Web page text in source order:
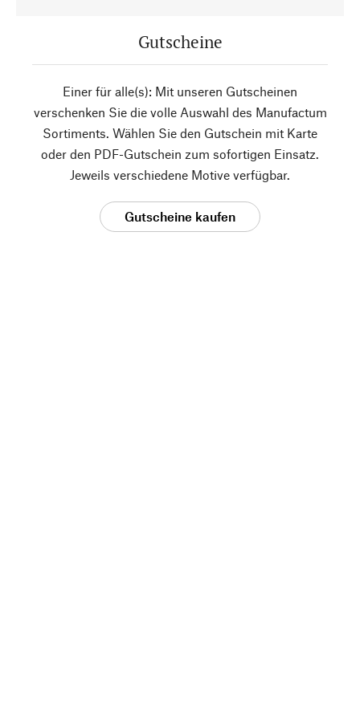
Gutscheine
Einer für alle(s): Mit unseren Gutscheinen
verschenken Sie die volle Auswahl des Manufactum
Sortiments. Wählen Sie den Gutschein mit Karte
oder den PDF-Gutschein zum sofortigen Einsatz.
Jeweils verschiedene Motive verfügbar.
Gutscheine kaufen